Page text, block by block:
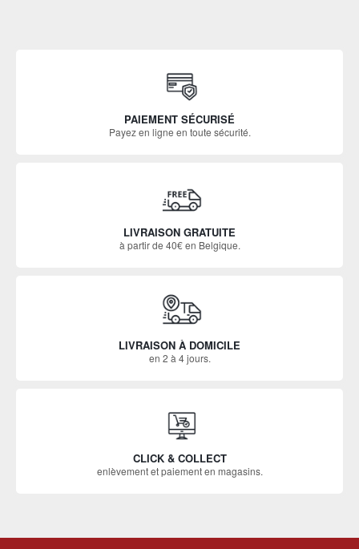
PAIEMENT SÉCURISÉ
Payez en ligne en toute sécurité.
LIVRAISON GRATUITE
à partir de 40€ en Belgique.
LIVRAISON À DOMICILE
en 2 à 4 jours.
CLICK & COLLECT
enlèvement et paiement en magasins.